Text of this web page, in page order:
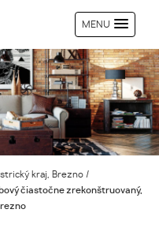
MENU
kraj, Brezno /
čiastočne zrekonštruovaný,